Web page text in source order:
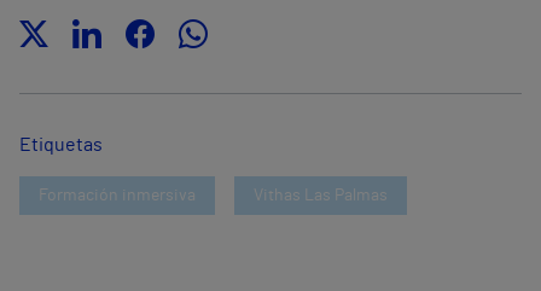
Etiquetas
Formación inmersiva Vithas Las Palmas